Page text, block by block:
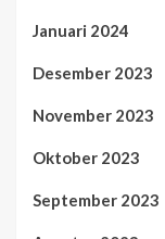
Januari 2024
Desember 2023
November 2023
Oktober 2023
September 2023